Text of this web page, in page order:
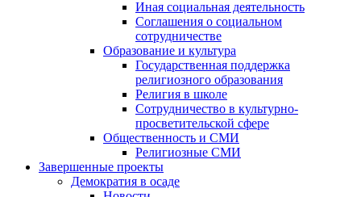
Иная социальная деятельность
Соглашения о социальном
сотрудничестве
Образование и культура
Государственная поддержка
религиозного образования
Религия в школе
Сотрудничество в культурно-
просветительской сфере
Общественность и СМИ
Религиозные СМИ
Завершенные проекты
Демократия в осаде